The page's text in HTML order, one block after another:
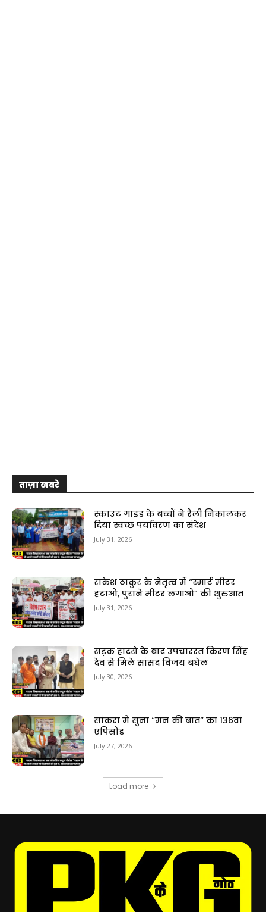
ताज़ा खबरे
स्काउट गाइड के बच्चों ने रैली निकालकर
दिया स्वच्छ पर्यावरण का संदेश
July 31, 2026
राकेश ठाकुर के नेतृत्व में “स्मार्ट मीटर
हटाओ, पुराने मीटर लगाओ” की शुरुआत
July 31, 2026
सड़क हादसे के बाद उपचाररत किरण सिंह
देव से मिले सांसद विजय बघेल
July 30, 2026
सांकरा में सुना “मन की बात” का 136वां
एपिसोड
July 27, 2026
Load more